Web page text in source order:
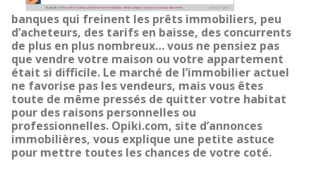
banques qui freinent les prêts immobiliers, peu
d’acheteurs, des tarifs en baisse, des concurrents
de plus en plus nombreux… vous ne pensiez pas
que vendre votre maison ou votre appartement
était si difficile. Le marché de l’immobilier actuel
ne favorise pas les vendeurs, mais vous êtes
toute de même pressés de quitter votre habitat
pour des raisons personnelles ou
professionnelles. Opiki.com, site d’annonces
immobilières, vous explique une petite astuce
pour mettre toutes les chances de votre coté.